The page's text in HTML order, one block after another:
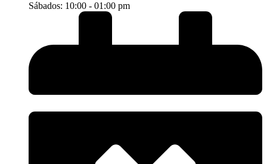
Sábados: 10:00 - 01:00 pm